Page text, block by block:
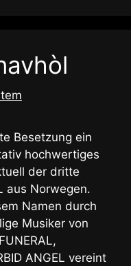
Besetzung ein
hochwertiges
der dritte
aus Norwegen.
Namen durch
Musiker von
ANGEL vereint